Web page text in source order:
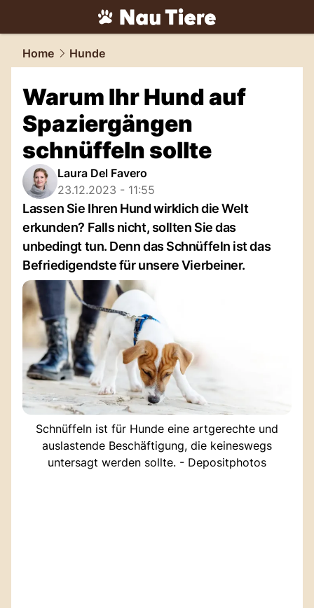
tiere.NAU.ch
Home Hunde
Warum Ihr Hund auf
Spaziergängen
schnüffeln sollte
Laura Del Favero
23.12.2023 - 11:55
Lassen Sie Ihren Hund wirklich die Welt
erkunden? Falls nicht, sollten Sie das
unbedingt tun. Denn das Schnüffeln ist das
Befriedigendste für unsere Vierbeiner.
Schnüffeln ist für Hunde eine artgerechte und
auslastende Beschäftigung, die keineswegs
untersagt werden sollte. - Depositphotos